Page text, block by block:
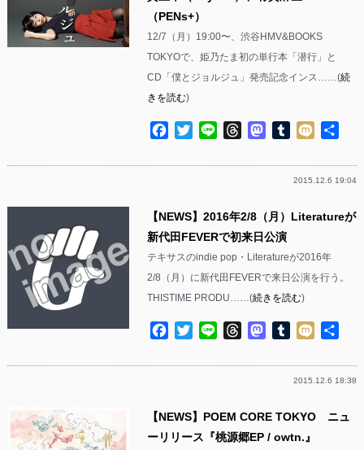
（PENs+）
12/7（月）19:00〜、渋谷HMV&BOOKS
TOKYOで、姫乃たま初の単行本「潜行」と
CD「僕とジョルジュ」発売記念インス……(続
きを読む)
Facebook
TwitterLine ThreadsMastodon
Tumblr
Mixi
2015.12.6 19:04
【NEWS】2016年2/8（月）Literatureが
新代田FEVERで初来日公演
テキサスのindie pop・Literatureが2016年
2/8（月）に新代田FEVERで来日公演を行う。
THISTIME PRODU……(続きを読む)
Facebook
TwitterLine ThreadsMastodon
Tumblr
Mixi
2015.12.6 18:38
【NEWS】POEM CORE TOKYO ニュ
ーリリース『桃源郷EP / owtn.』